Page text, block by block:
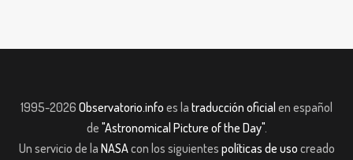
1995-2026 Observatorio.info es la traducción oficial en español
de "Astronomical Picture of the Day".
Un servicio de la NASAcon los siguientes políticas de uso creado